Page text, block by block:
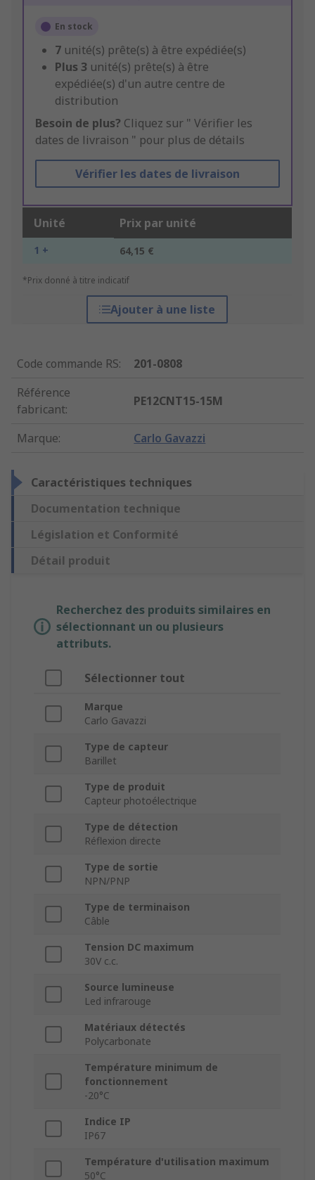
En stock
7 unité(s) prête(s) à être expédiée(s)
Plus 3 unité(s) prête(s) à être
expédiée(s) d'un autre centre de
distribution
Besoin de plus? Cliquez sur " Vérifier les
dates de livraison " pour plus de détails
Vérifier les dates de livraison
Unité Prix par unité
1 + 64,15 €
*Prix donné à titre indicatif
Ajouter à une liste
Code commande RS:
201-0808
Référence
fabricant:
PE12CNT15-15M
Marque: Carlo Gavazzi
Caractéristiques techniques
Documentation technique
Législation et Conformité
Détail produit
Recherchez des produits similaires en
sélectionnant un ou plusieurs
attributs.
Sélectionner tout
Marque
Carlo Gavazzi
Type de capteur
Barillet
Type de produit
Capteur photoélectrique
Type de détection
Réflexion directe
Type de sortie
NPN/PNP
Type de terminaison
Câble
Tension DC maximum
30V c.c.
Source lumineuse
Led infrarouge
Matériaux détectés
Polycarbonate
Température minimum de
fonctionnement
-20°C
Indice IP
IP67
Température d'utilisation maximum
50°C